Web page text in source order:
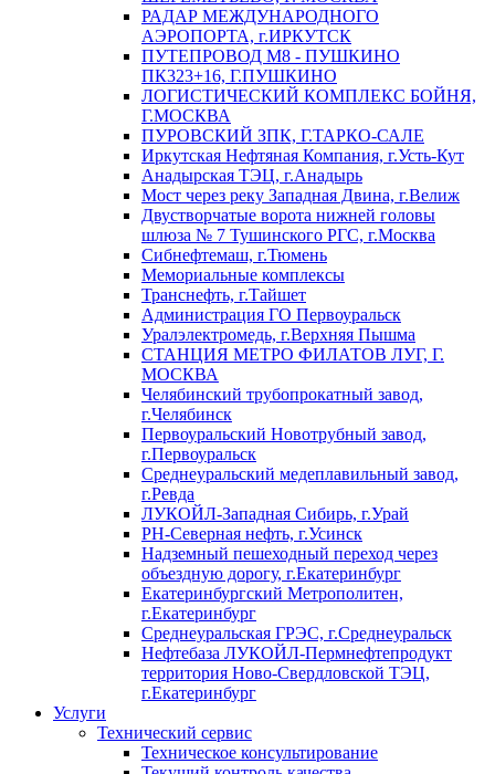
РАДАР МЕЖДУНАРОДНОГО
АЭРОПОРТА, г.ИРКУТСК
ПУТЕПРОВОД М8 - ПУШКИНО
ПК323+16, Г.ПУШКИНО
ЛОГИСТИЧЕСКИЙ КОМПЛЕКС БОЙНЯ,
Г.МОСКВА
ПУРОВСКИЙ ЗПК, Г.ТАРКО-САЛЕ
Иркутская Нефтяная Компания, г.Усть-Кут
Анадырская ТЭЦ, г.Анадырь
Мост через реку Западная Двина, г.Велиж
Двустворчатые ворота нижней головы
шлюза № 7 Тушинского РГС, г.Москва
Сибнефтемаш, г.Тюмень
Мемориальные комплексы
Транснефть, г.Тайшет
Администрация ГО Первоуральск
Уралэлектромедь, г.Верхняя Пышма
СТАНЦИЯ МЕТРО ФИЛАТОВ ЛУГ, Г.
МОСКВА
Челябинский трубопрокатный завод,
г.Челябинск
Первоуральский Новотрубный завод,
г.Первоуральск
Среднеуральский медеплавильный завод,
г.Ревда
ЛУКОЙЛ-Западная Сибирь, г.Урай
РН-Северная нефть, г.Усинск
Надземный пешеходный переход через
объездную дорогу, г.Екатеринбург
Екатеринбургский Метрополитен,
г.Екатеринбург
Среднеуральская ГРЭС, г.Среднеуральск
Нефтебаза ЛУКОЙЛ-Пермнефтепродукт
территория Ново-Свердловской ТЭЦ,
г.Екатеринбург
Услуги
Технический сервис
Техническое консультирование